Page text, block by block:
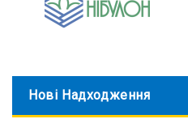
Нові Надходження